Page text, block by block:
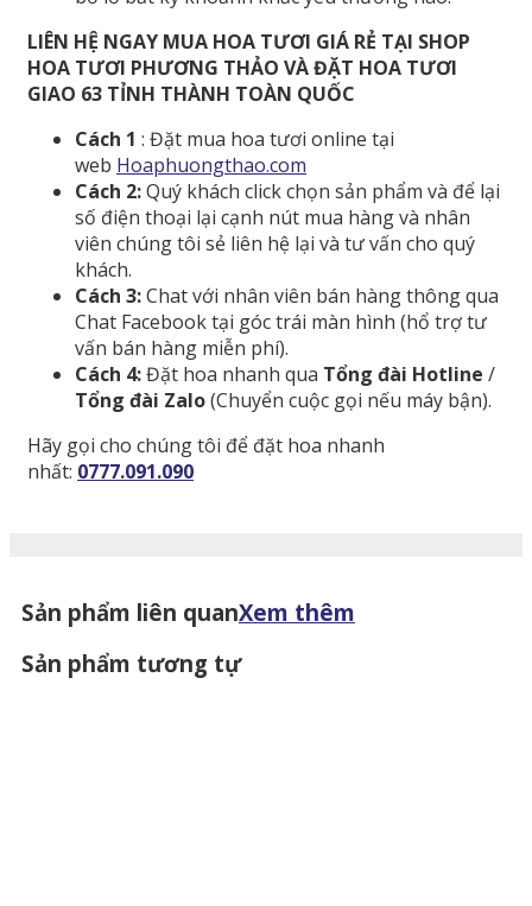
LIÊN HỆ NGAY MUA HOA TƯƠI GIÁ RẺ TẠI SHOP
HOA TƯƠI PHƯƠNG THẢO VÀ ĐẶT HOA TƯƠI
GIAO 63 TỈNH THÀNH TOÀN QUỐC
Cách 1 : Đặt mua hoa tươi online tại
web Hoaphuongthao.com
Cách 2:Quý khách click chọn sản phẩm và để lại
số điện thoại lại cạnh nút mua hàng và nhân
viên chúng tôi sẻ liên hệ lại và tư vấn cho quý
khách.
Cách 3:Chat với nhân viên bán hàng thông qua
Chat Facebook tại góc trái màn hình (hổ trợ tư
vấn bán hàng miễn phí).
Cách 4:Đặt hoa nhanh qua Tổng đài Hotline /
Tổng đài Zalo(Chuyển cuộc gọi nếu máy bận).
Hãy gọi cho chúng tôi để đặt hoa nhanh
nhất: 0777.091.090
Sản phẩm liên quanXem thêm
Sản phẩm tương tự